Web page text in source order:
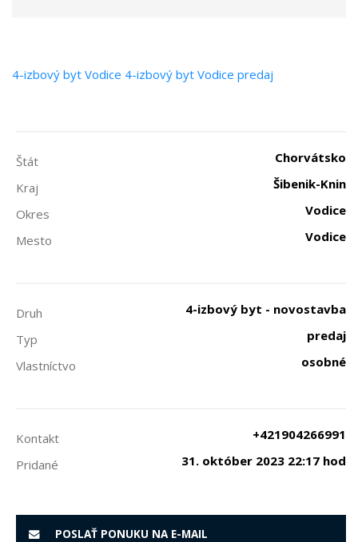
4-izbový byt Vodice 4-izbový byt Vodice predaj
Štát
Chorvátsko
Kraj
Šibenik-Knin
Okres
Vodice
Mesto
Vodice
Druh
4-izbový byt - novostavba
Typ
predaj
Vlastníctvo
osobné
Kontakt
+421904266991
Pridané
31. október 2023 22:17 hod
POSLAŤ PONUKU NA E-MAIL